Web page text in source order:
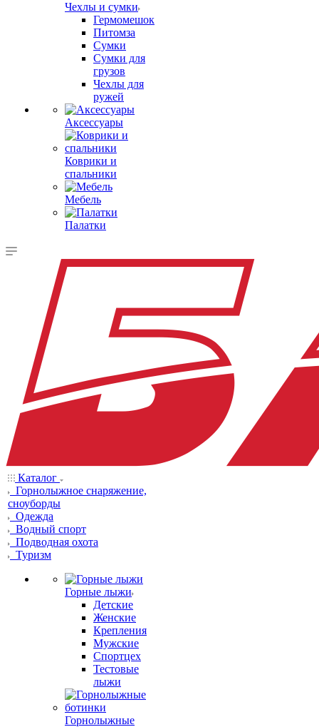
Чехлы и сумки
Гермомешок
Питомза
Сумки
Сумки для
грузов
Чехлы для
ружей
Аксессуары
Коврики и
спальники
Мебель
Палатки
Каталог
Горнолыжное снаряжение,
сноуборды
Одежда
Водный спорт
Подводная охота
Туризм
Горные лыжи
Детские
Женские
Крепления
Мужские
Спортцех
Тестовые
лыжи
Горнолыжные